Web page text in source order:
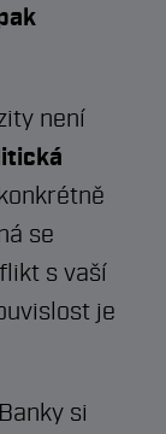
není
se
s vaší
je
Banky si